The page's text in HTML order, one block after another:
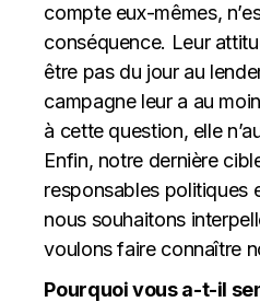
compte eux-mêmes,
conséquence. Leur
être pas du jour au
campagne leur a au
à cette question, elle
Enfin, notre dernière
responsables politiques
nous souhaitons
voulons faire connaître
Pourquoi vous a-t-il